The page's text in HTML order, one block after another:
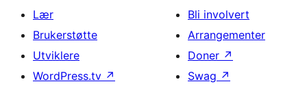
Lær
Brukerstøtte
Utviklere
WordPress.tv ↗
Bli involvert
Arrangementer
Doner ↗
Swag ↗